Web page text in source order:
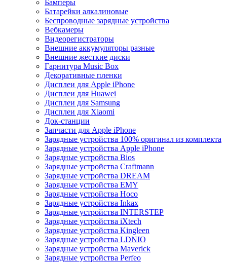
Бамперы
Батарейки алкалиновые
Беспроводные зарядные устройства
Вебкамеры
Видеорегистраторы
Внешние аккумуляторы разные
Внешние жесткие диски
Гарнитура Music Box
Декоративные пленки
Дисплеи для Apple iPhone
Дисплеи для Huawei
Дисплеи для Samsung
Дисплеи для Xiaomi
Док-станции
Запчасти для Apple iPhone
Зарядные устройства 100% оригинал из комплекта
Зарядные устройства Apple iPhone
Зарядные устройства Bios
Зарядные устройства Craftmann
Зарядные устройства DREAM
Зарядные устройства EMY
Зарядные устройства Hoco
Зарядные устройства Inkax
Зарядные устройства INTERSTEP
Зарядные устройства iXtech
Зарядные устройства Kingleen
Зарядные устройства LDNIO
Зарядные устройства Maverick
Зарядные устройства Perfeo